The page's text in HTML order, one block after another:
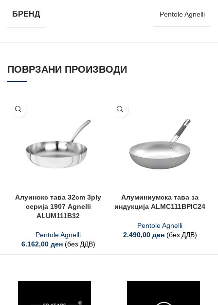
БРЕНД Pentole Agnelli
ПОВРЗАНИ ПРОИЗВОДИ
Алуинокс тава 32cm 3ply
серија 1907 Agnelli
ALUM111B32
Pentole Agnelli
6.162,00 ден (без ДДВ)
Алуминиумска тава за
индукција ALMC111BPIC24
Pentole Agnelli
2.490,00 ден (без ДДВ)